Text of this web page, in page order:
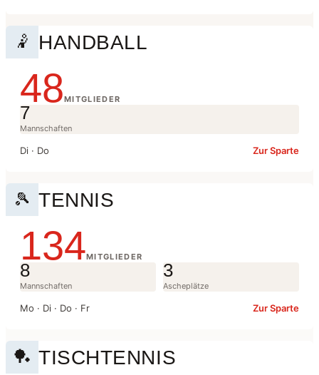
🤾 HANDBALL
48MITGLIEDER
7
Mannschaften
Di · Do Zur Sparte
🎾 TENNIS
134MITGLIEDER
8
Mannschaften
3
Ascheplätze
Mo · Di · Do · Fr Zur Sparte
🏓 TISCHTENNIS